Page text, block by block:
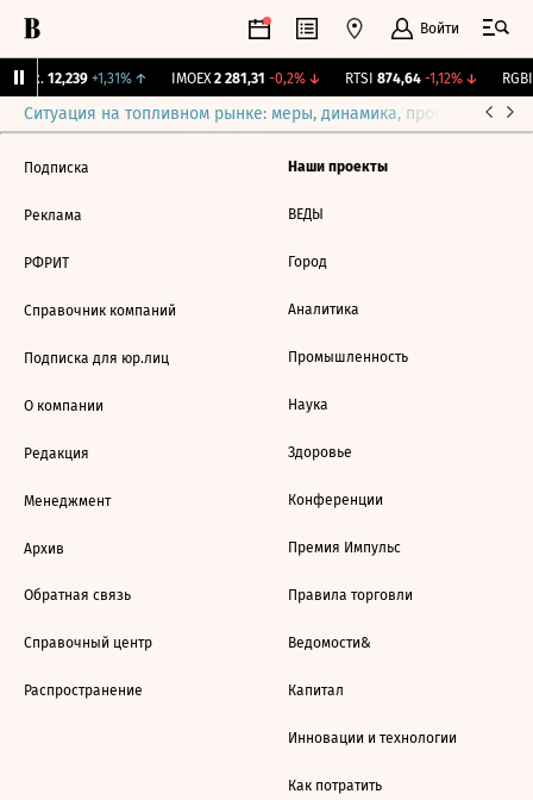
Войти
12,239 +1,31%↑ IMOEX 2 281,31 -0,2%↓ RTSI 874,64 -1,12%↓ RGBI
Ситуация на топливном рынке: меры, динамика, прогнозы
Подписка
Реклама
РФРИТ
Справочник компаний
Подписка для юр.лиц
О компании
Редакция
Менеджмент
Архив
Обратная связь
Справочный центр
Распространение
Наши проекты
ВЕДЫ
Город
Аналитика
Промышленность
Наука
Здоровье
Конференции
Премия Импульс
Правила торговли
Ведомости&
Капитал
Инновации и технологии
Как потратить